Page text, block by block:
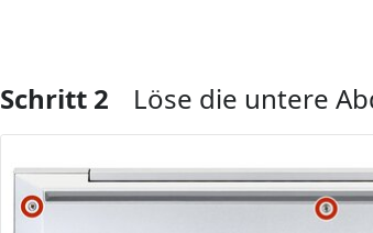
Kommentar hinzufügen
Schritt 2 Löse die untere